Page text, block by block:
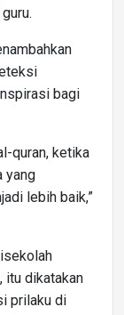
bagi
quran, ketika
yang
lebih baik,”
itu dikatakan
prilaku di